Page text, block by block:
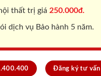
thất trị giá 250.000đ.
dịch vụ Bảo hành 5 năm.
Đăng ký tư vấn